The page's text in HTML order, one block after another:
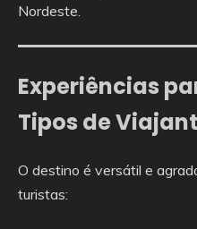
Nordeste.
Experiências
Tipos de
O destino é versátil e
turistas: